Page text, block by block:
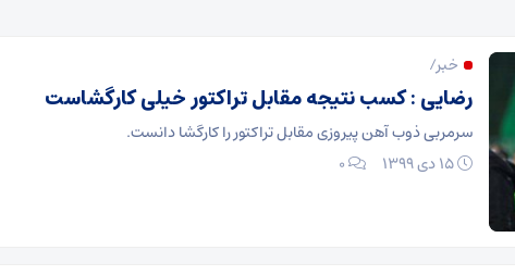
خبر/
رضایی : کسب نتیجه مقابل تراکتور خیلی کارگشاست
سرمربی ذوب آهن پیروزی مقابل تراکتور را کارگشا دانست.
۰